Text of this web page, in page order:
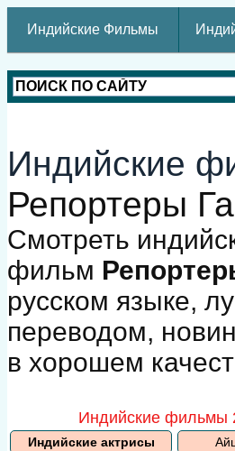
Индийские Фильмы
Индийские
Репортеры
Смотреть
фильм
русском языке,
переводом,
в хорошем
Индийские фильмы
Индийские актрисы